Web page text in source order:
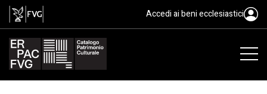
Il Carnevale attraverso le
Accedi ai beni ecclesiastici